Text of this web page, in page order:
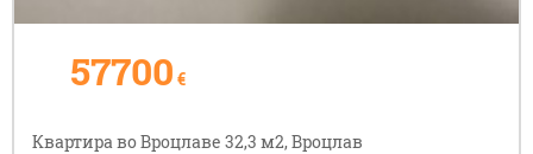
57700 €
Квартира во Вроцлаве 32,3 м2, Вроцлав